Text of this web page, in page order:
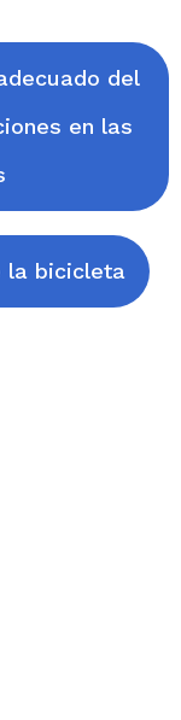
del
en las
la bicicleta